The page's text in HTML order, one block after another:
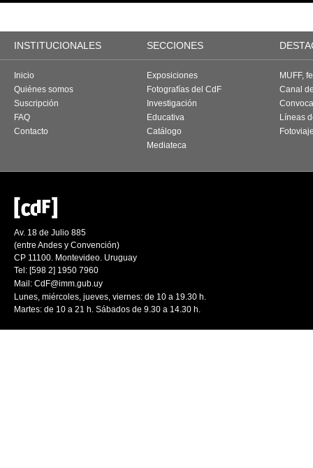
INSTITUCIONALES SECCIONES
Inicio
Quiénes somos
Suscripción
FAQ
Contacto
Exposiciones
Fotografías del CdF
Investigación
Educativa
Catálogo
Mediateca
MUFF,
Canal
Líneas
Av. 18 de Julio 885
(entre Andes y Convención)
CP 11100. Montevideo. Uruguay
Tel: [598 2] 1950 7960
Mail: CdF@imm.gub.uy
Lunes, miércoles, jueves, viernes: de 10 a 19.30 h.
Martes: de 10 a 21 h. Sábados de 9.30 a 14.30 h.